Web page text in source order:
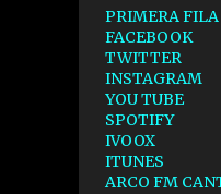
PRIMERA FILA
FACEBOOK
TWITTER
INSTAGRAM
YOU TUBE
SPOTIFY
IVOOX
ITUNES
ARCO FM